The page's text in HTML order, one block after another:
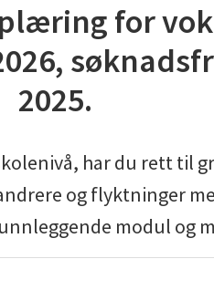
for
2025.
har du rett til
og flyktninger
modul og